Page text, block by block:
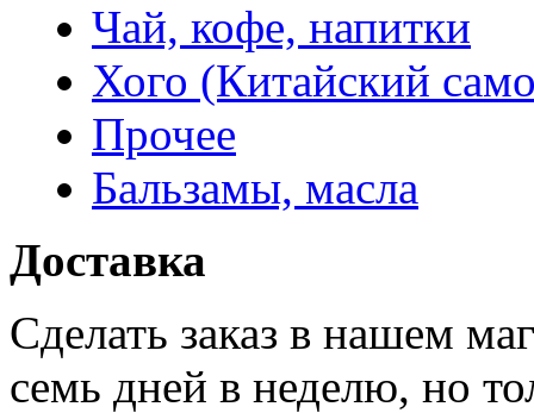
Чай, кофе, напитки
Хого (Китайский
Прочее
Бальзамы, масла
Доставка
Сделать заказ в нашем
семь дней в неделю, но